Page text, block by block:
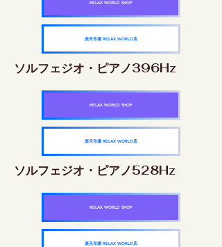
RELAX WORLD SHOP
楽天市場 RELAX WORLD店
ソルフェジオ・ピアノ396Hz
RELAX WORLD SHOP
楽天市場 RELAX WORLD店
ソルフェジオ・ピアノ528Hz
RELAX WORLD SHOP
楽天市場 RELAX WORLD店